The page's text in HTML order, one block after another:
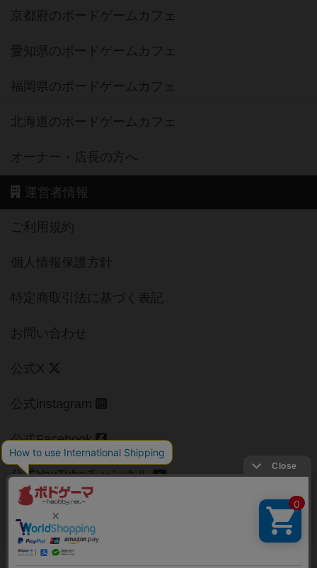
京都府のボードゲームカフェ
愛知県のボードゲームカフェ
福岡県のボードゲームカフェ
北海道のボードゲームカフェ
オーナー・店長の方へ
運営者情報
ご利用規約
個人情報保護方針
特定商取引法に基づく表記
お問い合わせ
公式X
公式instagram
公式Facebook
公式YouTubeチャンネル